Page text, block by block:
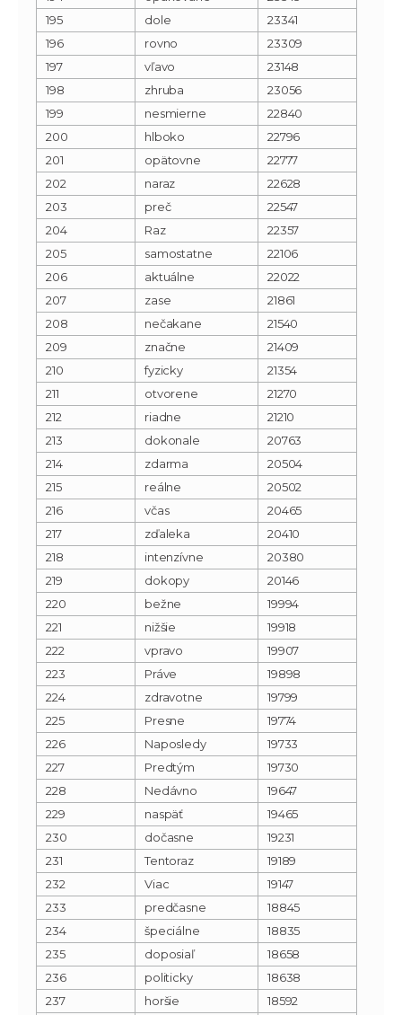
195
dole
23341
196
rovno
23309
197
vľavo
23148
198
zhruba
23056
199
nesmierne
22840
200
hlboko
22796
201
opätovne
22777
202
naraz
22628
203
preč
22547
204
Raz
22357
205
samostatne
22106
206
aktuálne
22022
207
zase
21861
208
nečakane
21540
209
značne
21409
210
fyzicky
21354
211
otvorene
21270
212
riadne
21210
213
dokonale
20763
214
zdarma
20504
215
reálne
20502
216
včas
20465
217
zďaleka
20410
218
intenzívne
20380
219
dokopy
20146
220
bežne
19994
221
nižšie
19918
222
vpravo
19907
223
Práve
19898
224
zdravotne
19799
225
Presne
19774
226
Naposledy
19733
227
Predtým
19730
228
Nedávno
19647
229
naspäť
19465
230
dočasne
19231
231
Tentoraz
19189
232
Viac
19147
233
predčasne
18845
234
špeciálne
18835
235
doposiaľ
18658
236
politicky
18638
237
horšie
18592